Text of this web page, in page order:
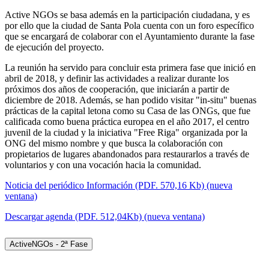
Active NGOs se basa además en la participación ciudadana, y es
por ello que la ciudad de Santa Pola cuenta con un foro específico
que se encargará de colaborar con el Ayuntamiento durante la fase
de ejecución del proyecto.
La reunión ha servido para concluir esta primera fase que inició en
abril de 2018, y definir las actividades a realizar durante los
próximos dos años de cooperación, que iniciarán a partir de
diciembre de 2018. Además, se han podido visitar "in-situ" buenas
prácticas de la capital letona como su Casa de las ONGs, que fue
calificada como buena práctica europea en el año 2017, el centro
juvenil de la ciudad y la iniciativa "Free Riga" organizada por la
ONG del mismo nombre y que busca la colaboración con
propietarios de lugares abandonados para restaurarlos a través de
voluntarios y con una vocación hacia la comunidad.
Noticia del periódico Información (PDF. 570,16 Kb) (nueva
ventana)
Descargar agenda (PDF. 512,04Kb) (nueva ventana)
ActiveNGOs - 2ª Fase